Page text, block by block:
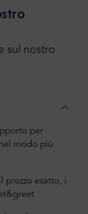
sul nostro
per
modo più
prezzo esatto, i